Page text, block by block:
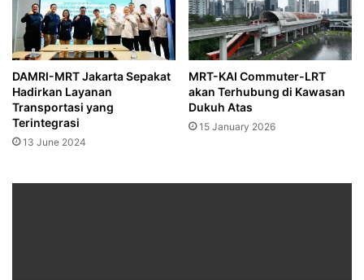
DAMRI-MRT Jakarta Sepakat
Hadirkan Layanan
Transportasi yang
Terintegrasi
13 June 2024
MRT-KAI Commuter-LRT
akan Terhubung di Kawasan
Dukuh Atas
15 January 2026